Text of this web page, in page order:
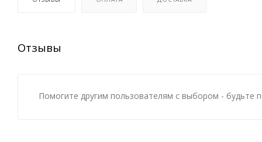
Отзывы
Помогите другим пользователям с выбором -